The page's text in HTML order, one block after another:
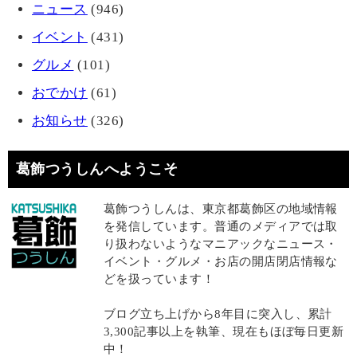
ニュース (946)
イベント (431)
グルメ (101)
おでかけ (61)
お知らせ (326)
葛飾つうしんへようこそ
葛飾つうしんは、東京都葛飾区の地域情報
を発信しています。普通のメディアでは取
り扱わないようなマニアックなニュース・
イベント・グルメ・お店の開店閉店情報な
どを扱っています！
ブログ立ち上げから8年目に突入し、累計
3,300記事以上を執筆、現在もほぼ毎日更新
中！